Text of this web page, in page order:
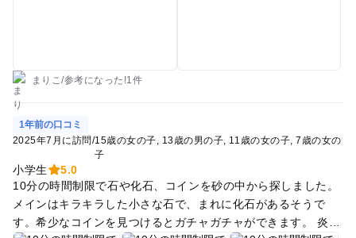
ャッチャーはなくて、少し物足りなかったようですが、小学生
は外のクライミングが楽しかったようです。
まりこ/参考になった!1件
1年前の口コミ
2025年7月に訪問/15歳の女の子 13歳の男の子 11歳の女の子 7歳の女の
子
小学生
5.0
10分の時間制限で石や化石、コインを砂の中から探しました。
メインはキラキラした小さな石で、まれに化石があるそうで
す。希少なコインを見つけるとガチャガチャができます。 炎天